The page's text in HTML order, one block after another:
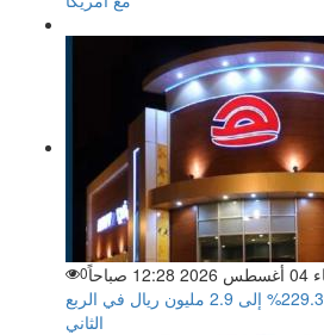
0
أرباح «هرفي للأغذية» تقفز 229.3% إلى 2.9 مليون ريال في الربع
الثاني